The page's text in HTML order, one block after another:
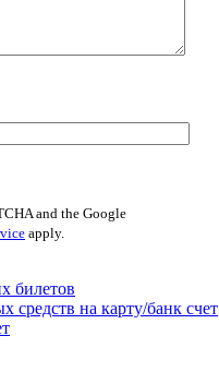
and the Google
apply.
билетов
средств на карту/банк счет